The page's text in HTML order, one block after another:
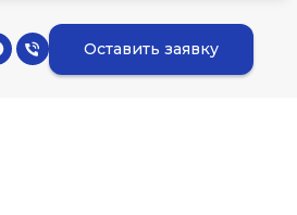
Оставить заявку